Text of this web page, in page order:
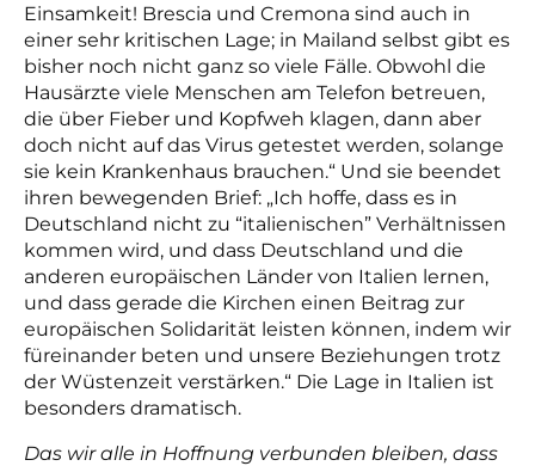
Einsamkeit! Brescia und Cremona sind auch in
einer sehr kritischen Lage; in Mailand selbst gibt es
bisher noch nicht ganz so viele Fälle. Obwohl die
Hausärzte viele Menschen am Telefon betreuen,
die über Fieber und Kopfweh klagen, dann aber
doch nicht auf das Virus getestet werden, solange
sie kein Krankenhaus brauchen.“ Und sie beendet
ihren bewegenden Brief: „Ich hoffe, dass es in
Deutschland nicht zu “italienischen” Verhältnissen
kommen wird, und dass Deutschland und die
anderen europäischen Länder von Italien lernen,
und dass gerade die Kirchen einen Beitrag zur
europäischen Solidarität leisten können, indem wir
füreinander beten und unsere Beziehungen trotz
der Wüstenzeit verstärken.“ Die Lage in Italien ist
besonders dramatisch.
Das wir alle in Hoffnung verbunden bleiben, dass